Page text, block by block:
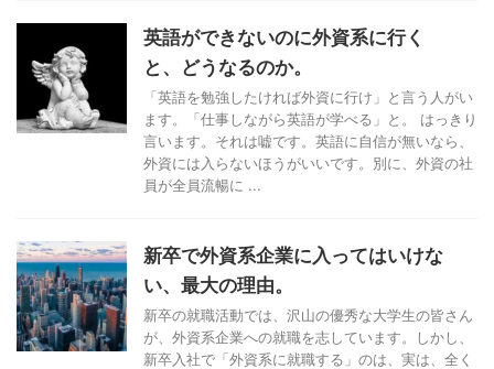
英語ができないのに外資系に行く
と、どうなるのか。
「英語を勉強したければ外資に行け」と言う人がい
ます。「仕事しながら英語が学べる」と。 はっきり
言います。それは嘘です。英語に自信が無いなら、
外資には入らないほうがいいです。別に、外資の社
員が全員流暢に ...
新卒で外資系企業に入ってはいけな
い、最大の理由。
新卒の就職活動では、沢山の優秀な大学生の皆さん
が、外資系企業への就職を志しています。しかし、
新卒入社で「外資系に就職する」のは、実は、全く